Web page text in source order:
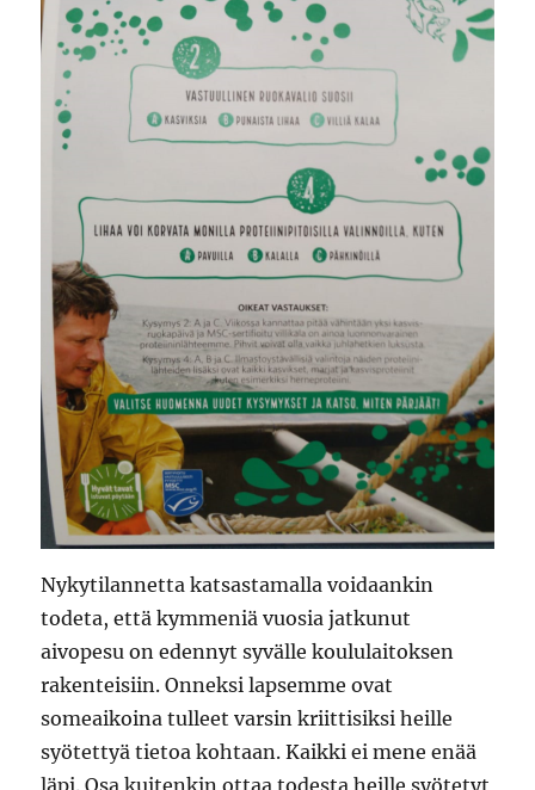
Nykytilannetta katsastamalla voidaankin
todeta, että kymmeniä vuosia jatkunut
aivopesu on edennyt syvälle koululaitoksen
rakenteisiin. Onneksi lapsemme ovat
someaikoina tulleet varsin kriittisiksi heille
syötettyä tietoa kohtaan. Kaikki ei mene enää
läpi. Osa kuitenkin ottaa todesta heille syötetyt